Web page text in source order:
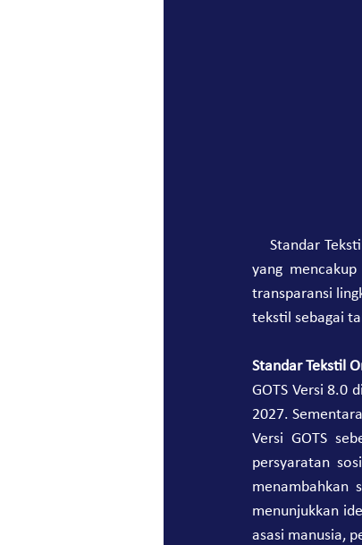
    Standar Tekstil Organik Global (GOTS) adalah standar global terkemuka untuk tekstil serat organik,
yang
transparansi
tekstil sebagai
Standar Tekstil
GOTS Versi 8.0
2027.
Versi GOTS
persyaratan
menambahkan
menunjukkan
asasi manusia,